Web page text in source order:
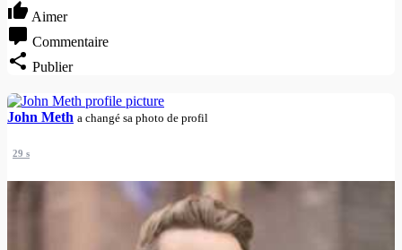
Aimer
Commentaire
Publier
John Meth a changé sa photo de profil
29 s